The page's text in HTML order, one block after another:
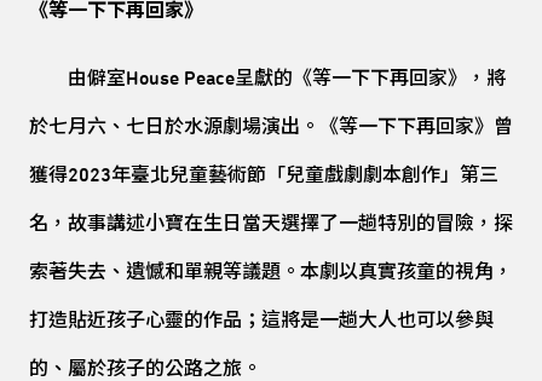
《等一下下再回家》
由僻室House Peace呈獻的《等一下下再回家》，將
於七月六、七日於水源劇場演出。《等一下下再回家》曾
獲得2023年臺北兒童藝術節「兒童戲劇劇本創作」第三
名，故事講述小寶在生日當天選擇了一趟特別的冒險，探
索著失去、遺憾和單親等議題。本劇以真實孩童的視角，
打造貼近孩子心靈的作品；這將是一趟大人也可以參與
的、屬於孩子的公路之旅。